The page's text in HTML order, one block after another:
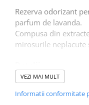
Caserole
Sosiere
Pahare
Articole din Trestie de
Saci Menajeri
Articole din Carton Alb
Rezerva odorizant
parfum de lavanda.
Compusa din
mirosurile neplacute
3000 de pulverizari
VEZI MAI MULT
Informatii conformitate